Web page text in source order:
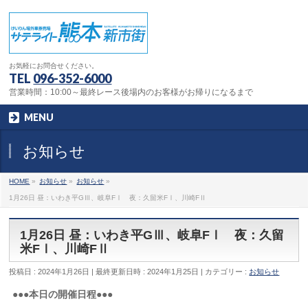
お気軽にお問合せください。
TEL 096-352-6000
営業時間：10:00～最終レース後場内のお客様がお帰りになるまで
MENU
お知らせ
HOME » お知らせ » お知らせ »
1月26日 昼：いわき平GⅢ、岐阜FⅠ 夜：久留米FⅠ、川崎FⅡ
1月26日 昼：いわき平GⅢ、岐阜FⅠ 夜：久留
米FⅠ、川崎FⅡ
投稿日 : 2024年1月26日 最終更新日時 : 2024年1月25日 カテゴリー : お知らせ
●●●本日の開催日程●●●